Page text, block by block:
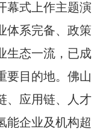
式上作主题演
体系完备、政策
生态一流，已成
要目的地。佛山
、应用链、人才
能企业及机构超